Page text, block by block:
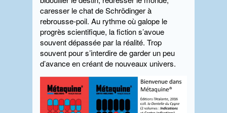
caresser le chat de Schrödinger à
rebrousse-poil. Au rythme où galope le
progrès scientifique, la fiction s’avoue
souvent dépassée par la réalité. Trop
souvent pour s’interdire de garder un peu
d’avance en créant de nouveaux univers.